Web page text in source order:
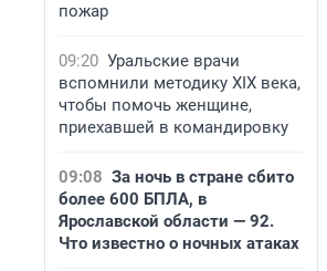
пожар
09:20 Уральские врачи
вспомнили методику XIX века,
чтобы помочь женщине,
приехавшей в командировку
09:08 За ночь в стране сбито
более 600 БПЛА, в
Ярославской области — 92.
Что известно о ночных атаках